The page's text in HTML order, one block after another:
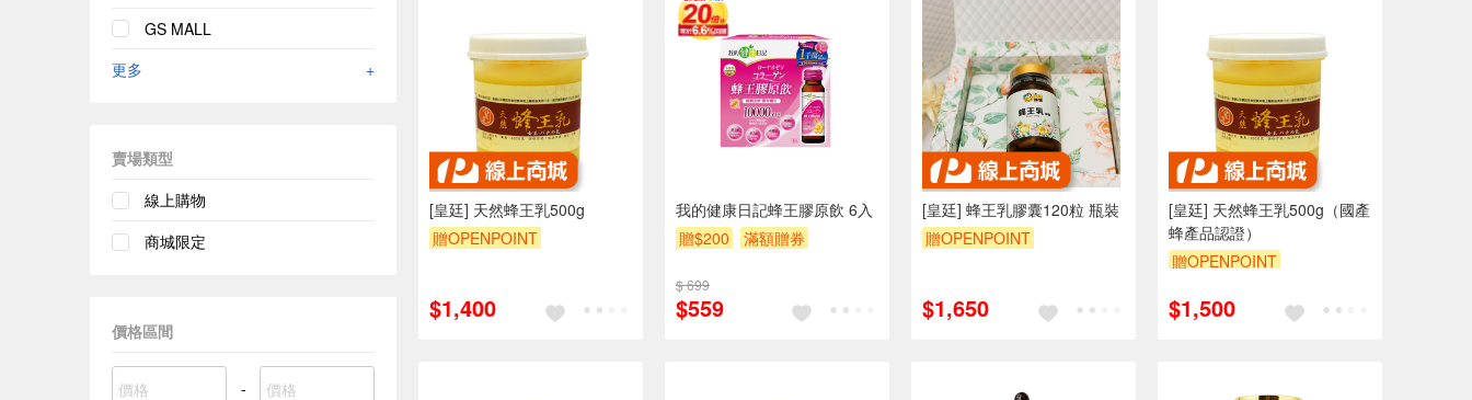
GS MALL
更多
+
賣場類型
線上購物
商城限定
價格區間
-
[皇廷] 天然蜂王乳500g
贈OPENPOINT
$1,400
我的健康日記蜂王膠原飲 6入
贈$200
滿額贈券
$ 699
$559
[皇廷] 蜂王乳膠囊120粒 瓶裝
贈OPENPOINT
$1,650
[皇廷] 天然蜂王乳500g（國產
蜂產品認證）
贈OPENPOINT
$1,500